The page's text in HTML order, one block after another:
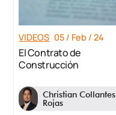
VIDEOS 05 / Feb / 24
El Contrato de
Construcción
Christian Collantes
Rojas